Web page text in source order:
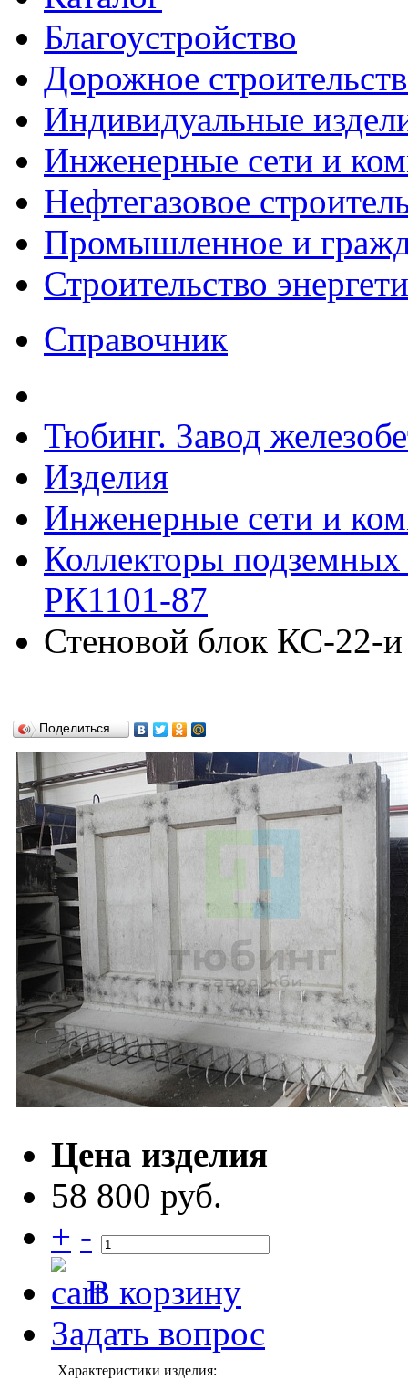
Благоустройство
Дорожное
Индивидуальные
Инженерные сети и
Нефтегазовое
Промышленное и
Строительство
Справочник
Тюбинг. Завод
Изделия
Инженерные сети и
Коллекторы
РК1101-87
Стеновой блок КС-22-
Поделиться…
Цена изделия
58 800 руб.
+ -
В корзину
Задать вопрос
Характеристики изделия: